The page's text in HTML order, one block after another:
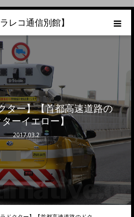
ラレコ通信別館】
ター】【首都高速道路の
ーイエロー】
2017.03.2
額を知ろう！
い
ちら